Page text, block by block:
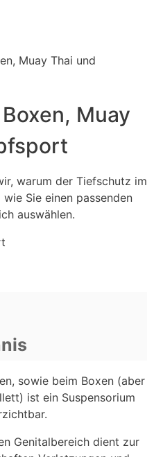
Muay Thai und
Muay
warum der Tiefschutz im
Sie einen passenden
auswählen.
sowie beim Boxen (aber
ist ein Suspensorium
Genitalbereich dient zur